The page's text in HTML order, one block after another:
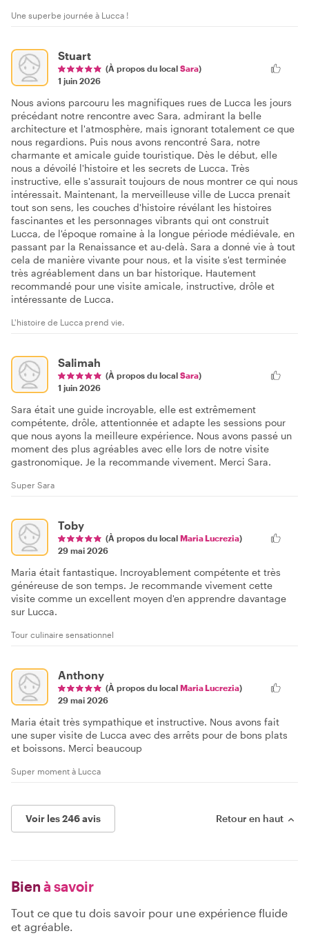
Une superbe journée à Lucca !
Stuart
(À propos du local Sara)
1 juin 2026
Nous avions parcouru les magnifiques rues de Lucca les jours
précédant notre rencontre avec Sara, admirant la belle
architecture et l'atmosphère, mais ignorant totalement ce que
nous regardions. Puis nous avons rencontré Sara, notre
charmante et amicale guide touristique. Dès le début, elle
nous a dévoilé l'histoire et les secrets de Lucca. Très
instructive, elle s'assurait toujours de nous montrer ce qui nous
intéressait. Maintenant, la merveilleuse ville de Lucca prenait
tout son sens, les couches d'histoire révélant les histoires
fascinantes et les personnages vibrants qui ont construit
Lucca, de l'époque romaine à la longue période médiévale, en
passant par la Renaissance et au-delà. Sara a donné vie à tout
cela de manière vivante pour nous, et la visite s'est terminée
très agréablement dans un bar historique. Hautement
recommandé pour une visite amicale, instructive, drôle et
intéressante de Lucca.
L'histoire de Lucca prend vie.
Salimah
(À propos du local Sara)
1 juin 2026
Sara était une guide incroyable, elle est extrêmement
compétente, drôle, attentionnée et adapte les sessions pour
que nous ayons la meilleure expérience. Nous avons passé un
moment des plus agréables avec elle lors de notre visite
gastronomique. Je la recommande vivement. Merci Sara.
Super Sara
Toby
(À propos du local Maria Lucrezia)
29 mai 2026
Maria était fantastique. Incroyablement compétente et très
généreuse de son temps. Je recommande vivement cette
visite comme un excellent moyen d'en apprendre davantage
sur Lucca.
Tour culinaire sensationnel
Anthony
(À propos du local Maria Lucrezia)
29 mai 2026
Maria était très sympathique et instructive. Nous avons fait
une super visite de Lucca avec des arrêts pour de bons plats
et boissons. Merci beaucoup
Super moment à Lucca
Voir les 246 avis Retour en haut
Bien à savoir
Tout ce que tu dois savoir pour une expérience fluide
et agréable.